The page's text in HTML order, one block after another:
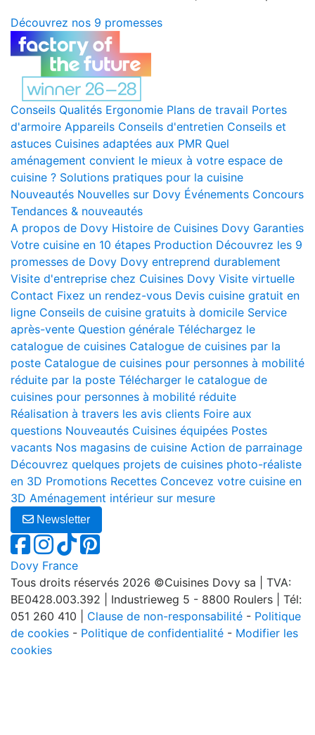
Découvrez nos 9 promesses
Conseils Qualités Ergonomie Plans de travail Portes
d'armoire Appareils Conseils d'entretien Conseils et
astuces Cuisines adaptées aux PMR Quel
aménagement convient le mieux à votre espace de
cuisine ? Solutions pratiques pour la cuisine
Nouveautés Nouvelles sur Dovy Événements Concours
Tendances & nouveautés
A propos de Dovy Histoire de Cuisines Dovy Garanties
Votre cuisine en 10 étapes Production Découvrez les 9
promesses de Dovy Dovy entreprend durablement
Visite d'entreprise chez Cuisines Dovy Visite virtuelle
Contact Fixez un rendez-vous Devis cuisine gratuit en
ligne Conseils de cuisine gratuits à domicile Service
après-vente Question générale Téléchargez le
catalogue de cuisines Catalogue de cuisines par la
poste Catalogue de cuisines pour personnes à mobilité
réduite par la poste Télécharger le catalogue de
cuisines pour personnes à mobilité réduite
Réalisation à travers les avis clients Foire aux
questions Nouveautés Cuisines équipées Postes
vacants Nos magasins de cuisine Action de parrainage
Découvrez quelques projets de cuisines photo-réaliste
en 3D Promotions Recettes Concevez votre cuisine en
3D Aménagement intérieur sur mesure
Newsletter
Dovy France
Tous droits réservés 2026 ©Cuisines Dovy sa | TVA:
BE0428.003.392 | Industrieweg 5 - 8800 Roulers | Tél:
051 260 410 | Clause de non-responsabilité - Politique
de cookies - Politique de confidentialité - Modifier les
cookies